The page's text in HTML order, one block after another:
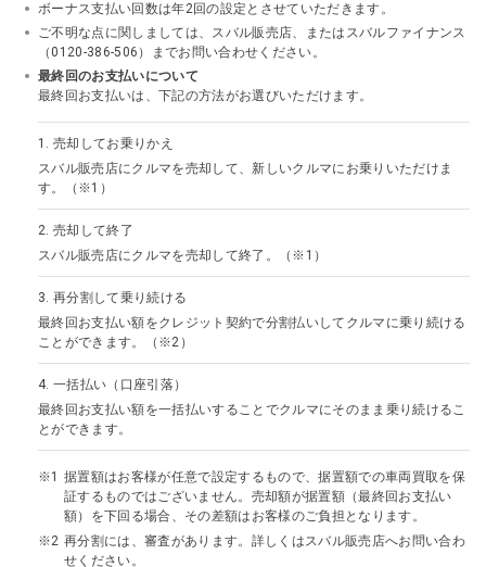
ボーナス支払い回数は年2回の設定とさせていただきます。
ご不明な点に関しましては、スバル販売店、またはスバルファイナンス
（0120-386-506）までお問い合わせください。
最終回のお支払いについて
最終回お支払いは、下記の方法がお選びいただけます。
1. 売却してお乗りかえ
スバル販売店にクルマを売却して、新しいクルマにお乗りいただけま
す。（※1）
2. 売却して終了
スバル販売店にクルマを売却して終了。（※1）
3. 再分割して乗り続ける
最終回お支払い額をクレジット契約で分割払いしてクルマに乗り続ける
ことができます。（※2）
4. 一括払い（口座引落）
最終回お支払い額を一括払いすることでクルマにそのまま乗り続けるこ
とができます。
据置額はお客様が任意で設定するもので、据置額での車両買取を保
証するものではございません。売却額が据置額（最終回お支払い
額）を下回る場合、その差額はお客様のご負担となります。
再分割には、審査があります。詳しくはスバル販売店へお問い合わ
せください。